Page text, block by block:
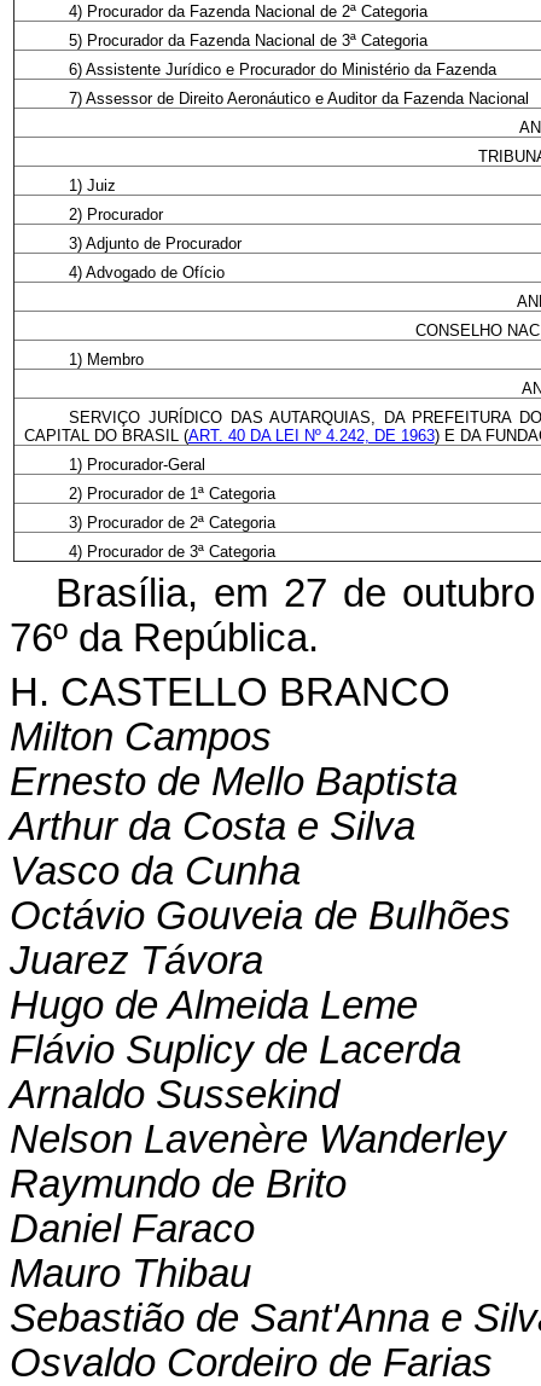
4) Procurador da Fazenda Nacional de 2ª Categoria
5) Procurador da Fazenda Nacional de 3ª Categoria
6) Assistente Jurídico e Procurador do Ministério da Fazenda
7) Assessor de Direito Aeronáutico e Auditor da Fazenda Nacional
1) Juiz
2) Procurador
3) Adjunto de Procurador
4) Advogado de Ofício
CONSELHO
1) Membro
SERVIÇO JURÍDICO DAS AUTARQUIAS, DA PREFEITURA
CAPITAL DO BRASIL (ART. 40 DA LEI Nº 4.242, DE 1963) E DA
1) Procurador-Geral
2) Procurador de 1ª Categoria
3) Procurador de 2ª Categoria
4) Procurador de 3ª Categoria
Brasília, em 27 de
76º da República.
H. CASTELLO BRANCO
Milton Campos
Ernesto de Mello Baptista
Arthur da Costa e Silva
Vasco da Cunha
Octávio Gouveia de Bulhões
Juarez Távora
Hugo de Almeida Leme
Flávio Suplicy de Lacerda
Arnaldo Sussekind
Nelson Lavenère Wanderley
Raymundo de Brito
Daniel Faraco
Mauro Thibau
Sebastião de Sant'Anna e
Osvaldo Cordeiro de Farias